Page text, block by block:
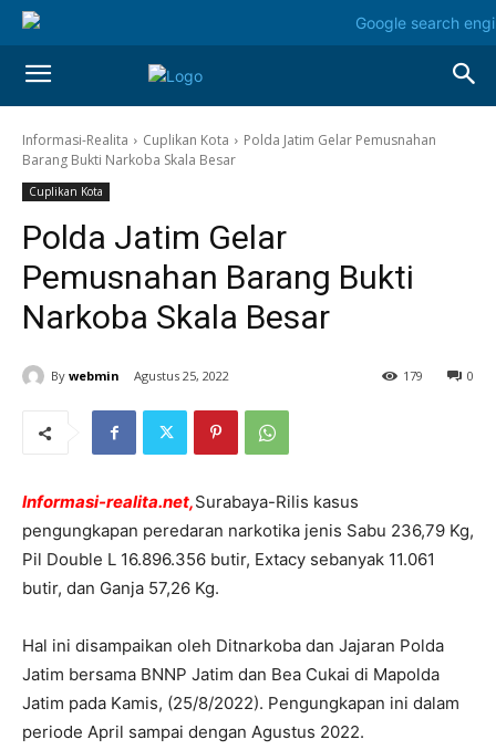
Informasi-Realita Cuplikan Kota
Polda Jatim Gelar Pemusnahan
Barang Bukti Narkoba Skala Besar
Cuplikan Kota
Polda Jatim Gelar
Pemusnahan Barang Bukti
Narkoba Skala Besar
By webmin Agustus 25, 2022 0
179
Informasi-realita.net,Surabaya-Rilis kasus
pengungkapan peredaran narkotika jenis Sabu 236,79 Kg,
Pil Double L 16.896.356 butir, Extacy sebanyak 11.061
butir, dan Ganja 57,26 Kg.
Hal ini disampaikan oleh Ditnarkoba dan Jajaran Polda
Jatim bersama BNNP Jatim dan Bea Cukai di Mapolda
Jatim pada Kamis, (25/8/2022). Pengungkapan ini dalam
periode April sampai dengan Agustus 2022.